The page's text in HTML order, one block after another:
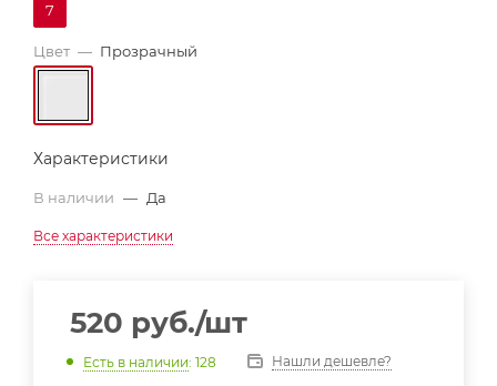
7
Цвет — Прозрачный
Характеристики
В наличии — Да
Все характеристики
520 руб./шт
Есть в наличии: 128 Нашли дешевле?